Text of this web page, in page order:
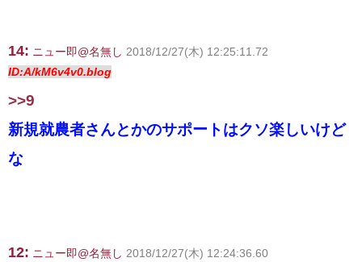
14: ニュー即@名無し 2018/12/27(木) 12:25:11.72
ID:A/kM6v4v0.blog
>>9
新規就農者さんとかのサポートはクソ楽しいけど
な
12: ニュー即@名無し 2018/12/27(木) 12:24:36.60